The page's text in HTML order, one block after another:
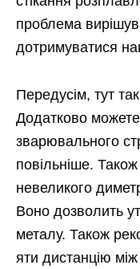
проблема
дотримуватися
Передусім, тут
Додатково
зварювального
повільніше.
невеликого
Воно дозволить
металу. Також
яти дистанцію